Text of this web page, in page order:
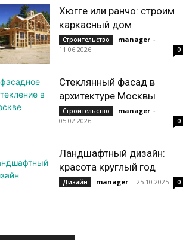
Хюгге или ранчо: строим
каркасный дом
Строительство manager -
11.06.2026
0
Стеклянный фасад в
архитектуре Москвы
Строительство manager -
05.02.2026
0
Ландшафтный дизайн:
красота круглый год
Дизайн manager - 25.10.2025 0